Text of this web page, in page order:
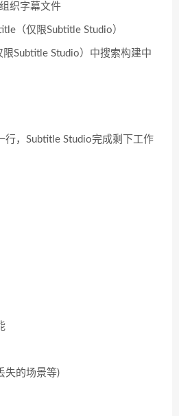
织字幕文件
（仅限Subtitle Studio）
Subtitle Studio）中搜索构建中
行，Subtitle Studio完成剩下工作
失的场景等)